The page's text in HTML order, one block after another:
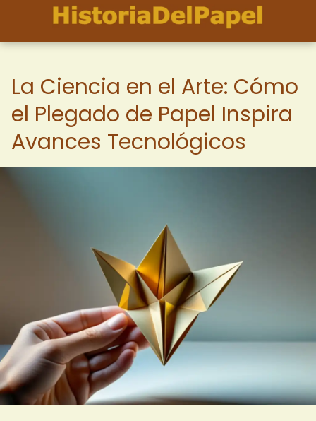
La Ciencia en el Arte: Cómo
el Plegado de Papel Inspira
Avances Tecnológicos